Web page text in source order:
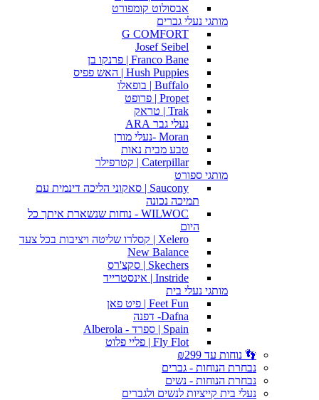
אבסולוט קומפורט
מותגי נעלי גברים
G COMFORT
Josef Seibel
Franco Bane | פרנקו בן
Hush Puppies | האש פפיס
Buffalo | בופאלו
Propet | פרופט
Trak | טראק
נעלי גבר ARA
Moran -נעלי מורן
טבע מבית נאות
Caterpillar | קטרפילר
מותגי ספורט
Saucony | סאקוני הליכה דינמית עם
תמיכה נכונה
WILWOC - נוחות שנשארת איתך כל
היום
Xelero | קסלרו שליטה ויציבות בכל צעד
New Balance
Skechers | סקצ'רס
Instride | אינסטרייד
מותגי נעלי בית
Feet Fun | פיט פאן
Dafna- דפנה
Spain | ספרד - Alberola
Fly Flot | פליי פלוט
👣 נוחות עד ₪299
נבחרת הנוחות - גברים
נבחרת הנוחות - נשים
נעלי בית קייציות לנשים ולגברים